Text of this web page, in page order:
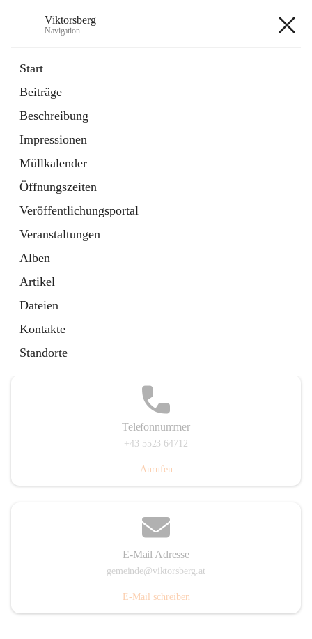
Viktorsberg
Navigation
Start
Beiträge
Beschreibung
Impressionen
Müllkalender
Öffnungszeiten
Veröffentlichungsportal
Veranstaltungen
Alben
Artikel
Dateien
Kontakte
Standorte
1 Schnellzugriff
Bürgerservice
10 Schnellzugriffe
Telefonnummer
+43 5523 64712
Anrufen
E-Mail Adresse
gemeinde@viktorsberg.at
E-Mail schreiben